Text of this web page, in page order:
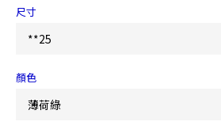
尺寸
顏色